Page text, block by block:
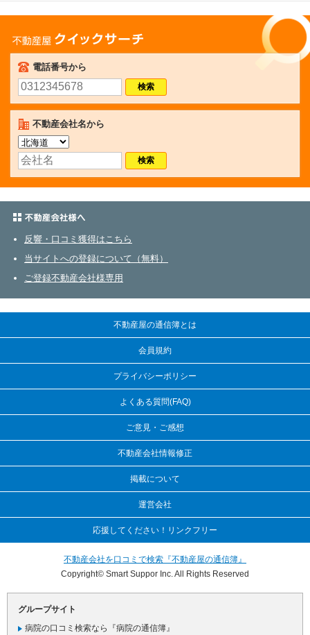
不動産屋クイックサーチ
電話番号から
不動産会社名から
反響・口コミ獲得はこちら
当サイトへの登録について（無料）
ご登録不動産会社様専用
不動産屋の通信簿とは
会員規約
プライバシーポリシー
よくある質問(FAQ)
ご意見・ご感想
不動産会社情報修正
掲載について
運営会社
応援してください！リンクフリー
不動産会社を口コミで検索『不動産屋の通信簿』
Copyright© Smart Suppor Inc. All Rights Reserved
グループサイト
病院の口コミ検索なら『病院の通信簿』